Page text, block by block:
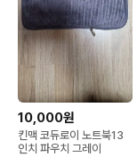
10,000원
킨맥 코듀로이 노트북13
인치 파우치 그레이